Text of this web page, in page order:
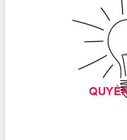
ĐIỂM TIN VĂN BẢN